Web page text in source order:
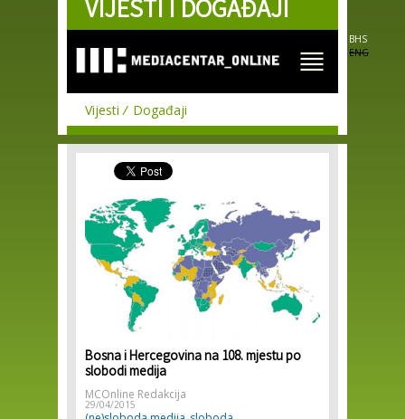
Skip to
main
VIJESTI I DOGAĐAJI
BHS
ENG
Vijesti Događaji
Bosna i Hercegovina na 108. mjestu po
slobodi medija
MCOnline Redakcija
29/04/2015